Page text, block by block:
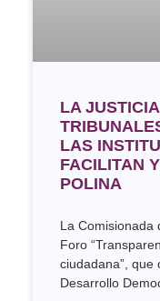
LA
LAS
FACILITAN
POLINA
La Comisionada
Foro
ciudadana”, que
Desarrollo